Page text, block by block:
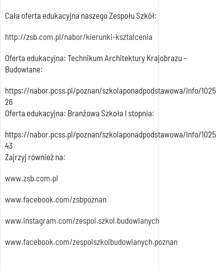
Cała oferta edukacyjna naszego Zespołu Szkół:
http://zsb.com.pl/nabor/kierunki-ksztalcenia
Oferta edukacyjna: Technikum Architektury Krajobrazu –
Budowlane:
https://nabor.pcss.pl/poznan/szkolaponadpodstawowa/Info/1025
26
Oferta edukacyjna: Branżowa Szkoła I stopnia:
https://nabor.pcss.pl/poznan/szkolaponadpodstawowa/Info/1025
43
Zajrzyj również na:
www.zsb.com.pl
www.facebook.com/zsbpoznan
www.instagram.com/zespol.szkol.budowlanych
www.facebook.com/zespolszkolbudowlanych.poznan